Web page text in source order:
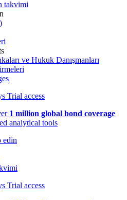
takvimi
ve Hukuk Danışmanları
Trial access
1 million global bond coverage
analytical tools
edin
Trial access